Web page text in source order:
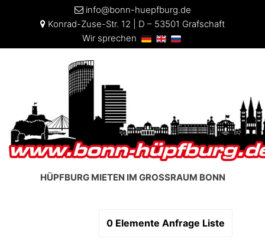
info@bonn-huepfburg.de
Konrad-Zuse-Str. 12 | D – 53501 Grafschaft
Wir sprechen
HÜPFBURG MIETEN IM GROSSRAUM BONN
0 Elemente Anfrage Liste